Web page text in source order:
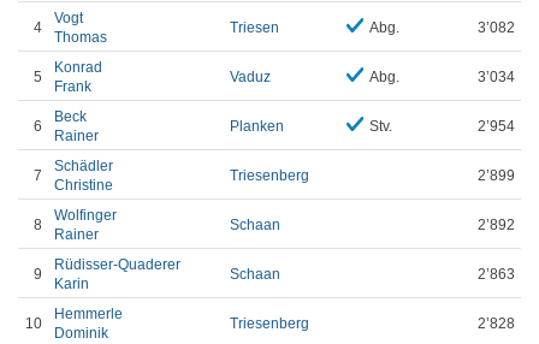
4
Vogt
Thomas
Triesen Abg. 3’082
5
Konrad
Frank
Vaduz Abg. 3’034
6
Beck
Rainer
Planken Stv. 2’954
7
Schädler
Christine
Triesenberg 2’899
8
Wolfinger
Rainer
Schaan 2’892
9
Rüdisser-Quaderer
Karin
Schaan 2’863
10
Hemmerle
Dominik
Triesenberg 2’828